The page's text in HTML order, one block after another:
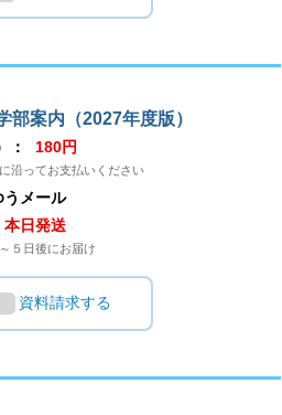
部案内（2027年度版）
： 180円
沿ってお支払いください
うメール
本日発送
５日後にお届け
資料請求する